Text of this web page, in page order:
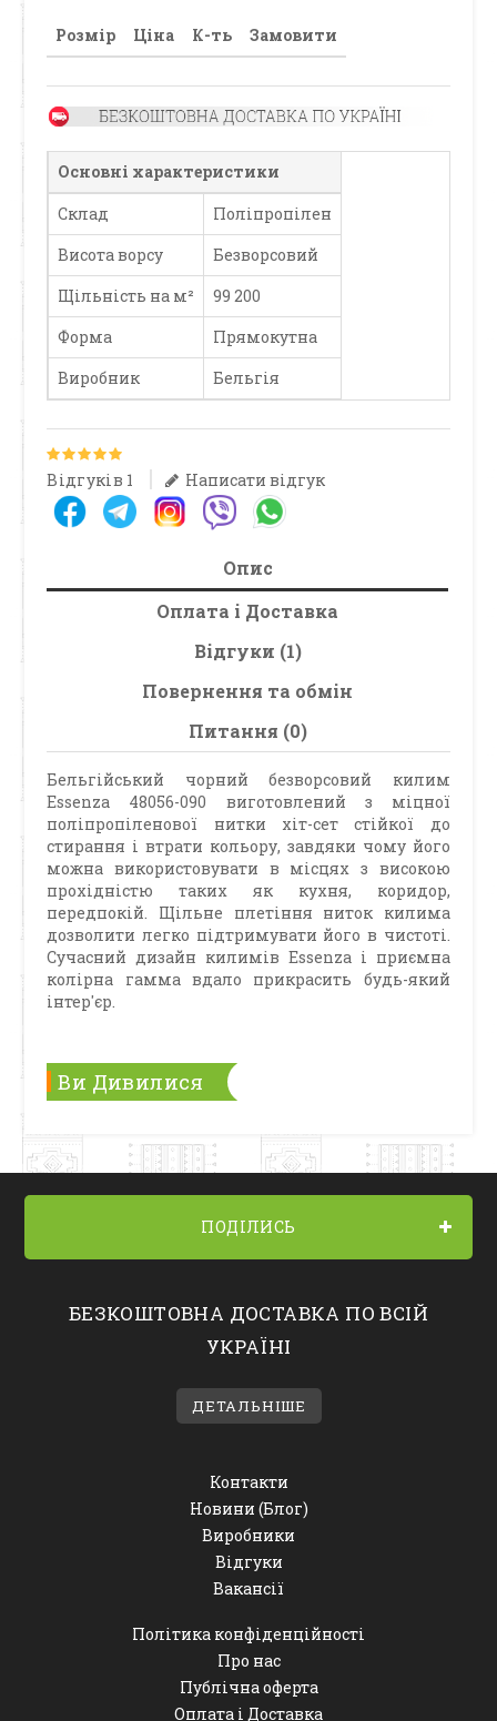
Розмір Ціна К-ть Замовити
Основні характеристики
Склад
Поліпропілен
Висота ворсу
Безворсовий
Щільність на м²
99 200
Форма
Прямокутна
Виробник
Бельгія
Відгуків 1 Написати відгук
Опис
Оплата і Доставка
Відгуки (1)
Повернення та обмін
Питання (0)
Бельгійський чорний безворсовий килим
Essenza 48056-090 виготовлений з міцної
поліпропіленової нитки хіт-сет стійкої до
стирання і втрати кольору, завдяки чому його
можна використовувати в місцях з високою
прохідністю таких як кухня, коридор,
передпокій. Щільне плетіння ниток килима
дозволити легко підтримувати його в чистоті.
Сучасний дизайн килимів Essenza і приємна
колірна гамма вдало прикрасить будь-який
інтер'єр.
Ви Дивилися
ПОДІЛИСЬ
БЕЗКОШТОВНА ДОСТАВКА ПО ВСІЙ
УКРАЇНІ
ДЕТАЛЬНІШЕ
Контакти
Новини (Блог)
Виробники
Відгуки
Вакансії
Політика конфіденційності
Про нас
Публічна оферта
Оплата і Доставка